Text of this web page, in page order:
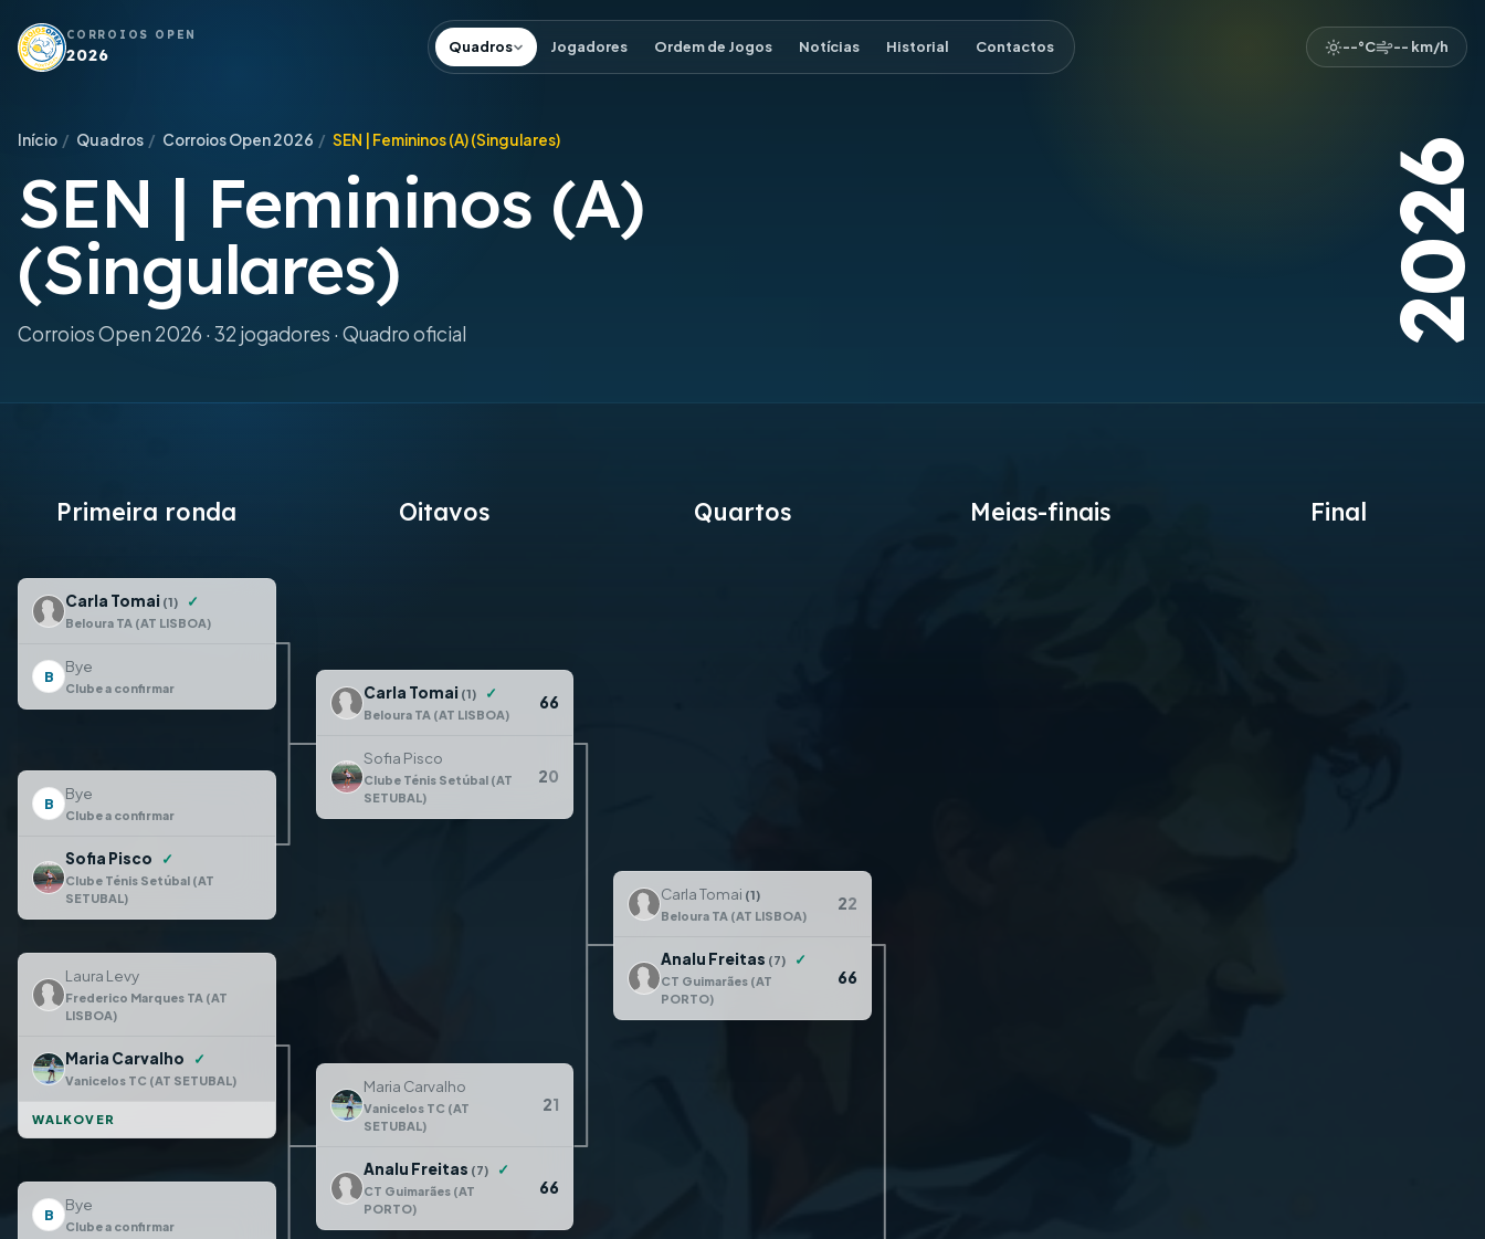
CORROIOS OPEN
2026 Quadros Jogadores Ordem de Jogos Notícias Historial Contactos --°C -- km/h
Início / Quadros / Corroios Open 2026 / SEN | Femininos (A) (Singulares)
SEN | Femininos (A)
(Singulares)
Corroios Open 2026 · 32 jogadores · Quadro oficial 2026
Primeira ronda
Carla Tomai (1) ✓
Beloura TA (AT LISBOA)
B
Bye
Clube a confirmar
B
Bye
Clube a confirmar
Sofia Pisco ✓
Clube Ténis Setúbal (AT
SETUBAL)
Laura Levy
Frederico Marques TA (AT
LISBOA)
Maria Carvalho ✓
Vanicelos TC (AT SETUBAL)
WALKOVER
B
Bye
Clube a confirmar
Oitavos
Carla Tomai (1) ✓
Beloura TA (AT LISBOA)
66
Sofia Pisco
Clube Ténis Setúbal (AT
SETUBAL)
20
Maria Carvalho
Vanicelos TC (AT
SETUBAL)
21
Analu Freitas (7) ✓
CT Guimarães (AT
PORTO)
66
Quartos
Carla Tomai (1)
Beloura TA (AT LISBOA)
22
Analu Freitas (7) ✓
CT Guimarães (AT
PORTO)
66
Meias-finais Final